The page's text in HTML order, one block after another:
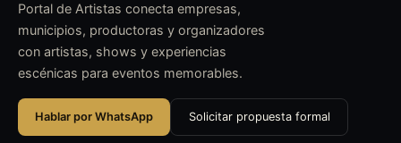
Portal de Artistas conecta empresas,
municipios, productoras y organizadores
con artistas, shows y experiencias
escénicas para eventos memorables.
Hablar por WhatsApp Solicitar propuesta formal